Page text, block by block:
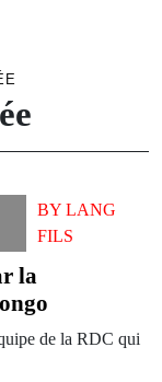
BY LANG
FILS
la
de la RDC qui